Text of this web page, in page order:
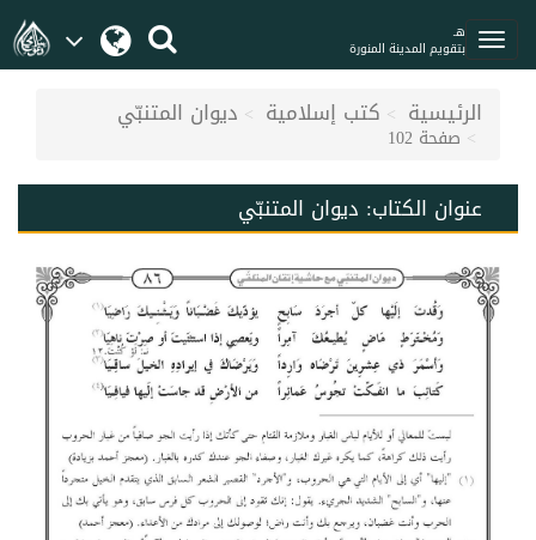
هـ
بتقويم المدينة المنورة
الرئيسية كتب إسلامية ديوان المتنبّي
صفحة 102
عنوان الكتاب: ديوان المتنبّي